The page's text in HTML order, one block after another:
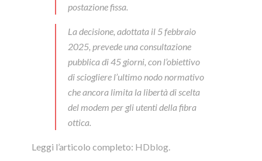
postazione fissa.
La decisione, adottata il 5 febbraio
2025, prevede una consultazione
pubblica di 45 giorni, con l’obiettivo
di sciogliere l’ultimo nodo normativo
che ancora limita la libertà di scelta
del modem per gli utenti della fibra
ottica.
Leggi l’articolo completo: HDblog